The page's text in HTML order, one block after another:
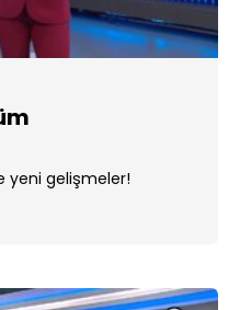
yeni gelişmeler!